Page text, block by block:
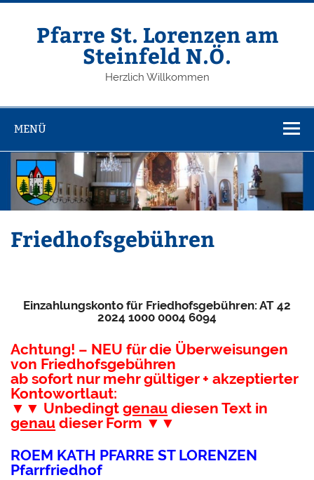
Zum
springenPfarre St. Lorenzen am
Steinfeld N.Ö.
Herzlich Willkommen
MENÜ
Friedhofsgebühren
Einzahlungskonto für Friedhofsgebühren: AT 42
2024 1000 0004 6094
Achtung! – NEU für die Überweisungen
von Friedhofsgebühren
ab sofort nur mehr gültiger + akzeptierter
Kontowortlaut:
▼▼ Unbedingtgenau diesen Text in
genau dieser Form ▼▼
ROEM KATH PFARRE ST LORENZEN
Pfarrfriedhof